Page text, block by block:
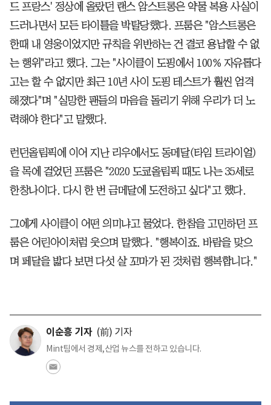
드 프랑스' 정상에 올랐던 랜스 암스트롱은 약물 복용 사실이
드러나면서 모든 타이틀을 박탈당했다. 프룸은 "암스트롱은
한때 내 영웅이었지만 규칙을 위반하는 건 결코 용납할 수 없
는 행위"라고 했다. 그는 "사이클이 도핑에서 100% 자유롭다
고는 할 수 없지만 최근 10년 사이 도핑 테스트가 훨씬 엄격
해졌다"며 "실망한 팬들의 마음을 돌리기 위해 우리가 더 노
력해야 한다"고 말했다.
런던올림픽에 이어 지난 리우에서도 동메달(타임 트라이얼)
을 목에 걸었던 프룸은 "2020 도쿄올림픽 때도 나는 35세로
한창나이다. 다시 한 번 금메달에 도전하고 싶다"고 했다.
그에게 사이클이 어떤 의미냐고 물었다. 한참을 고민하던 프
룸은 어린아이처럼 웃으며 말했다. "행복이죠. 바람을 맞으
며 페달을 밟다 보면 다섯 살 꼬마가 된 것처럼 행복합니다."
이순흥 기자 (前) 기자
Mint팀에서 경제,산업 뉴스를 전하고 있습니다.